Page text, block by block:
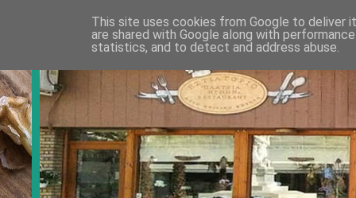
This site uses cookies from Google to deliver
are shared with Google along with
statistics, and to detect and address abuse.